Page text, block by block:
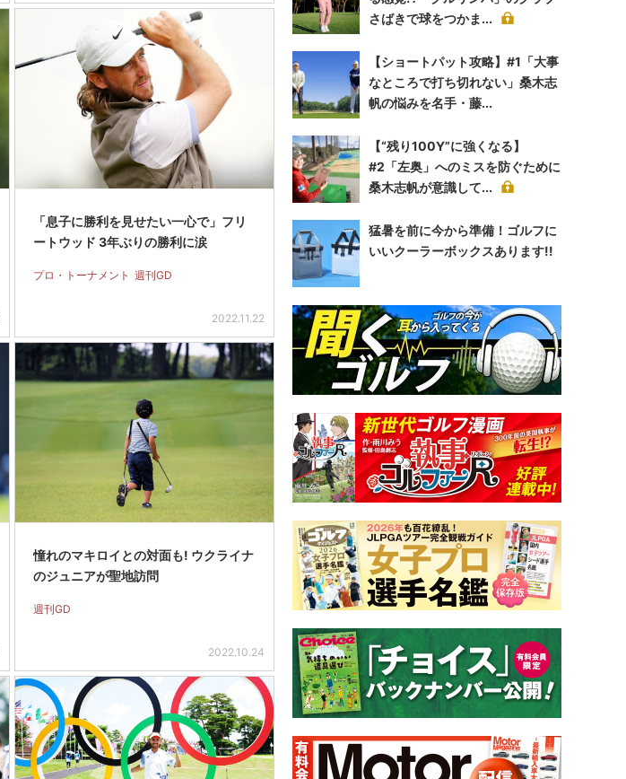
「息子に勝利を見せたい一心で」フリ
ートウッド 3年ぶりの勝利に涙
プロ・トーナメント 週刊GD
2022.11.22
憧れのマキロイとの対面も! ウクライナ
のジュニアが聖地訪問
週刊GD
2022.10.24
さばきで球をつかま...
【ショートパット攻略】#1「大事
なところで打ち切れない」桑木志
帆の悩みを名手・藤...
【“残り100Y”に強くなる】
#2「左奥」へのミスを防ぐために
桑木志帆が意識して...
猛暑を前に今から準備！ゴルフに
いいクーラーボックスあります!!